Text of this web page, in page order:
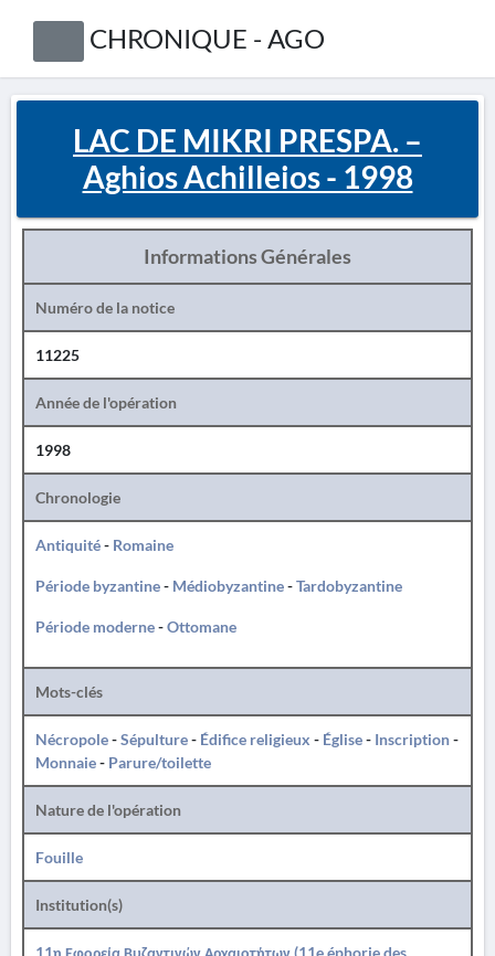
CHRONIQUE - AGO
LAC DE MIKRI PRESPA. –
Aghios Achilleios - 1998
Informations Générales
Numéro de la notice
11225
Année de l'opération
1998
Chronologie
Antiquité- Romaine
Période byzantine- Médiobyzantine-Tardobyzantine
Période moderne-Ottomane
Mots-clés
Nécropole-Sépulture- Édifice religieux - Église- Inscription-
Monnaie- Parure/toilette
Nature de l'opération
Fouille
Institution(s)
11η Εφορεία Βυζαντινών Αρχαιοτήτων (11e éphorie des